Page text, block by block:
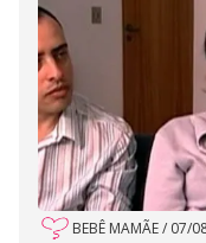
BEBÊ MAMÃE/ 07/